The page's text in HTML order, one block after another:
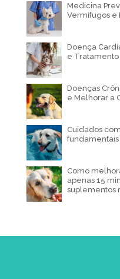
Medicina
Vermífugos e
Doença
e Tratamento
Doenças
e Melhorar a
Cuidados
Como
apenas 15
suplementos